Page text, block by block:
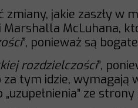
zmiany, jakie zaszły w
Marshalla McLuhana,
”, ponieważ są
rozdzielczości”,
tym idzie, wymagają
ze strony